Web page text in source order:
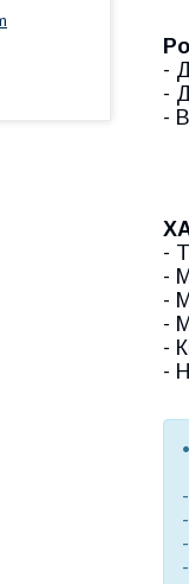
-
-
-
-
-
-
-
-
-